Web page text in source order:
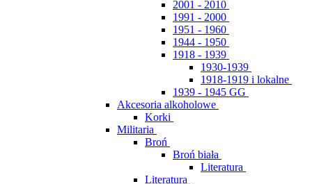
2001 - 2010
1991 - 2000
1951 - 1960
1944 - 1950
1918 - 1939
1930-1939
1918-1919 i lokalne
1939 - 1945 GG
Akcesoria alkoholowe
Korki
Militaria
Broń
Broń biała
Literatura
Literatura